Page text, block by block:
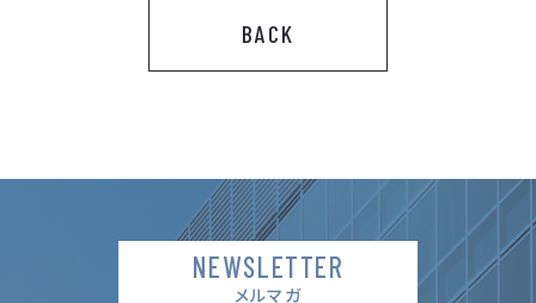
BACK
NEWSLETTER
メルマガ